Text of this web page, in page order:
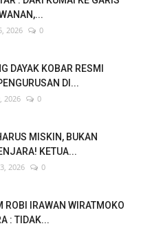
2026 0
DAYAK KOBAR RESMI
DI...
2026 0
MISKIN, BUKAN
KETUA...
2026 0
ROBI IRAWAN WIRATMOKO
: TIDAK...